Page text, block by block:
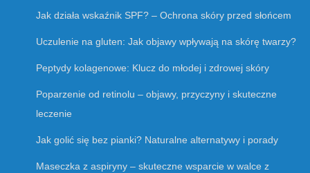
Jak działa wskaźnik SPF? – Ochrona skóry przed słońcem
Uczulenie na gluten: Jak objawy wpływają na skórę twarzy?
Peptydy kolagenowe: Klucz do młodej i zdrowej skóry
Poparzenie od retinolu – objawy, przyczyny i skuteczne
leczenie
Jak golić się bez pianki? Naturalne alternatywy i porady
Maseczka z aspiryny – skuteczne wsparcie w walce z